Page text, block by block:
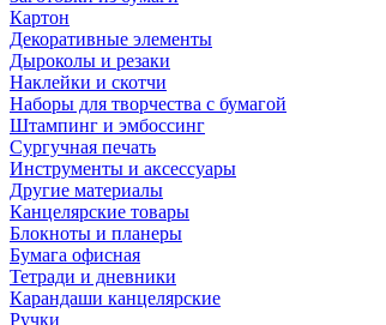
Картон
Декоративные элементы
Дыроколы и резаки
Наклейки и скотчи
Наборы для творчества с бумагой
Штампинг и эмбоссинг
Сургучная печать
Инструменты и аксессуары
Другие материалы
Канцелярские товары
Блокноты и планеры
Бумага офисная
Тетради и дневники
Карандаши канцелярские
Ручки